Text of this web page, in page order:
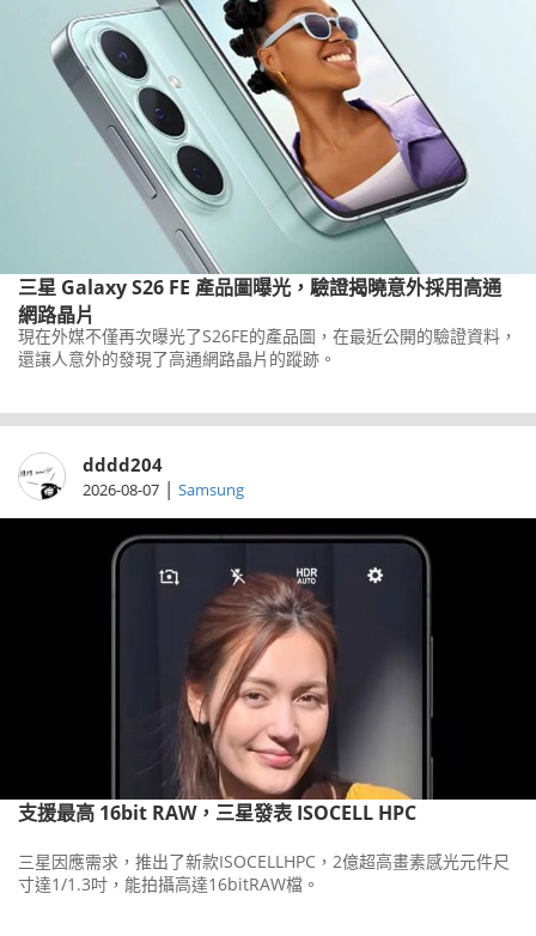
三星 Galaxy S26 FE 產品圖曝光，驗證揭曉意外採用高通
網路晶片
現在外媒不僅再次曝光了S26FE的產品圖，在最近公開的驗證資料，
還讓人意外的發現了高通網路晶片的蹤跡。
dddd204
2026-08-07 | Samsung
支援最高 16bit RAW，三星發表 ISOCELL HPC
三星因應需求，推出了新款ISOCELLHPC，2億超高畫素感光元件尺
寸達1/1.3吋，能拍攝高達16bitRAW檔。